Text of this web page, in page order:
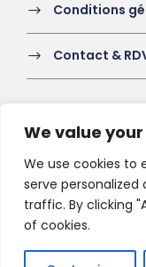
We value
We use cookies to
serve
traffic. By clicking
of cookies.
Conditions
Contact &
Copyright